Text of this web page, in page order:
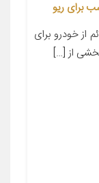
از خودرو برای
از […]